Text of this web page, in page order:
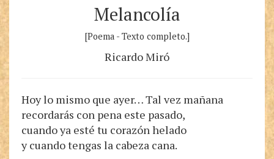
Melancolía
[Poema - Texto completo.]
Ricardo Miró
Hoy lo mismo que ayer… Tal vez mañana
recordarás con pena este pasado,
cuando ya esté tu corazón helado
y cuando tengas la cabeza cana.